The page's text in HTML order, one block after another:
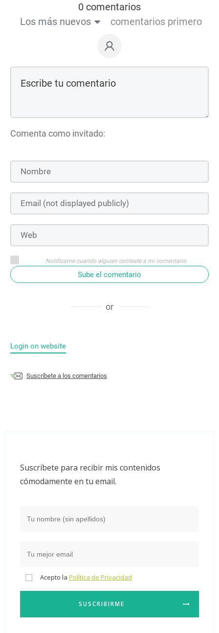
0 comentarios
Los más nuevos
comentarios primero
Comenta como invitado:
Notifícame cuando alguien conteste a mi comentario
Sube el comentario
or
Login on website
Suscríbete a los comentarios
Suscríbete para recibir mis contenidos
cómodamente en tu email.
Acepto la Política de Privacidad
SUSCRIBIRME